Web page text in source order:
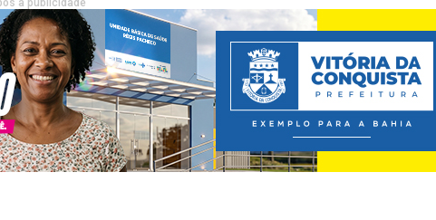
a publicidade